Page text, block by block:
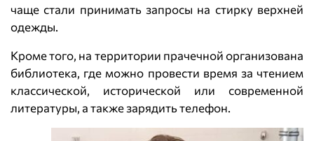
чаще стали принимать запросы на стирку верхней
одежды.
Кроме того, на территории прачечной организована
библиотека, где можно провести время за чтением
классической, исторической или современной
литературы, а также зарядить телефон.